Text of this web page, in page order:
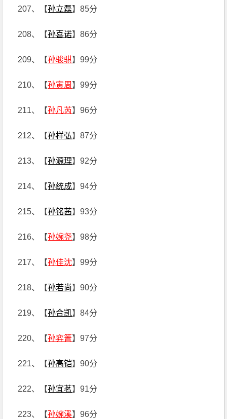
207、【孙立磊】85分
208、【孙喜诺】86分
209、【孙骏骐】99分
210、【孙寅周 】99分
211、【孙凡芮】96分
212、【孙样弘】87分
213、【孙源理】92分
214、【孙统成】94分
215、【孙铭茜】93分
216、【孙婉尧】98分
217、【孙佳沈】99分
218、【孙若尚】90分
219、【孙合凯】84分
220、【孙弈箐】97分
221、【孙高铠】90分
222、【孙宜茗】91分
223、【孙婉溪】96分